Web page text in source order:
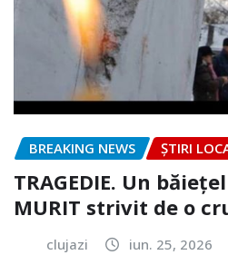
BREAKING NEWS ȘTIRI
TRAGEDIE. Un
MURIT strivit de o
clujazi iun. 25, 2026